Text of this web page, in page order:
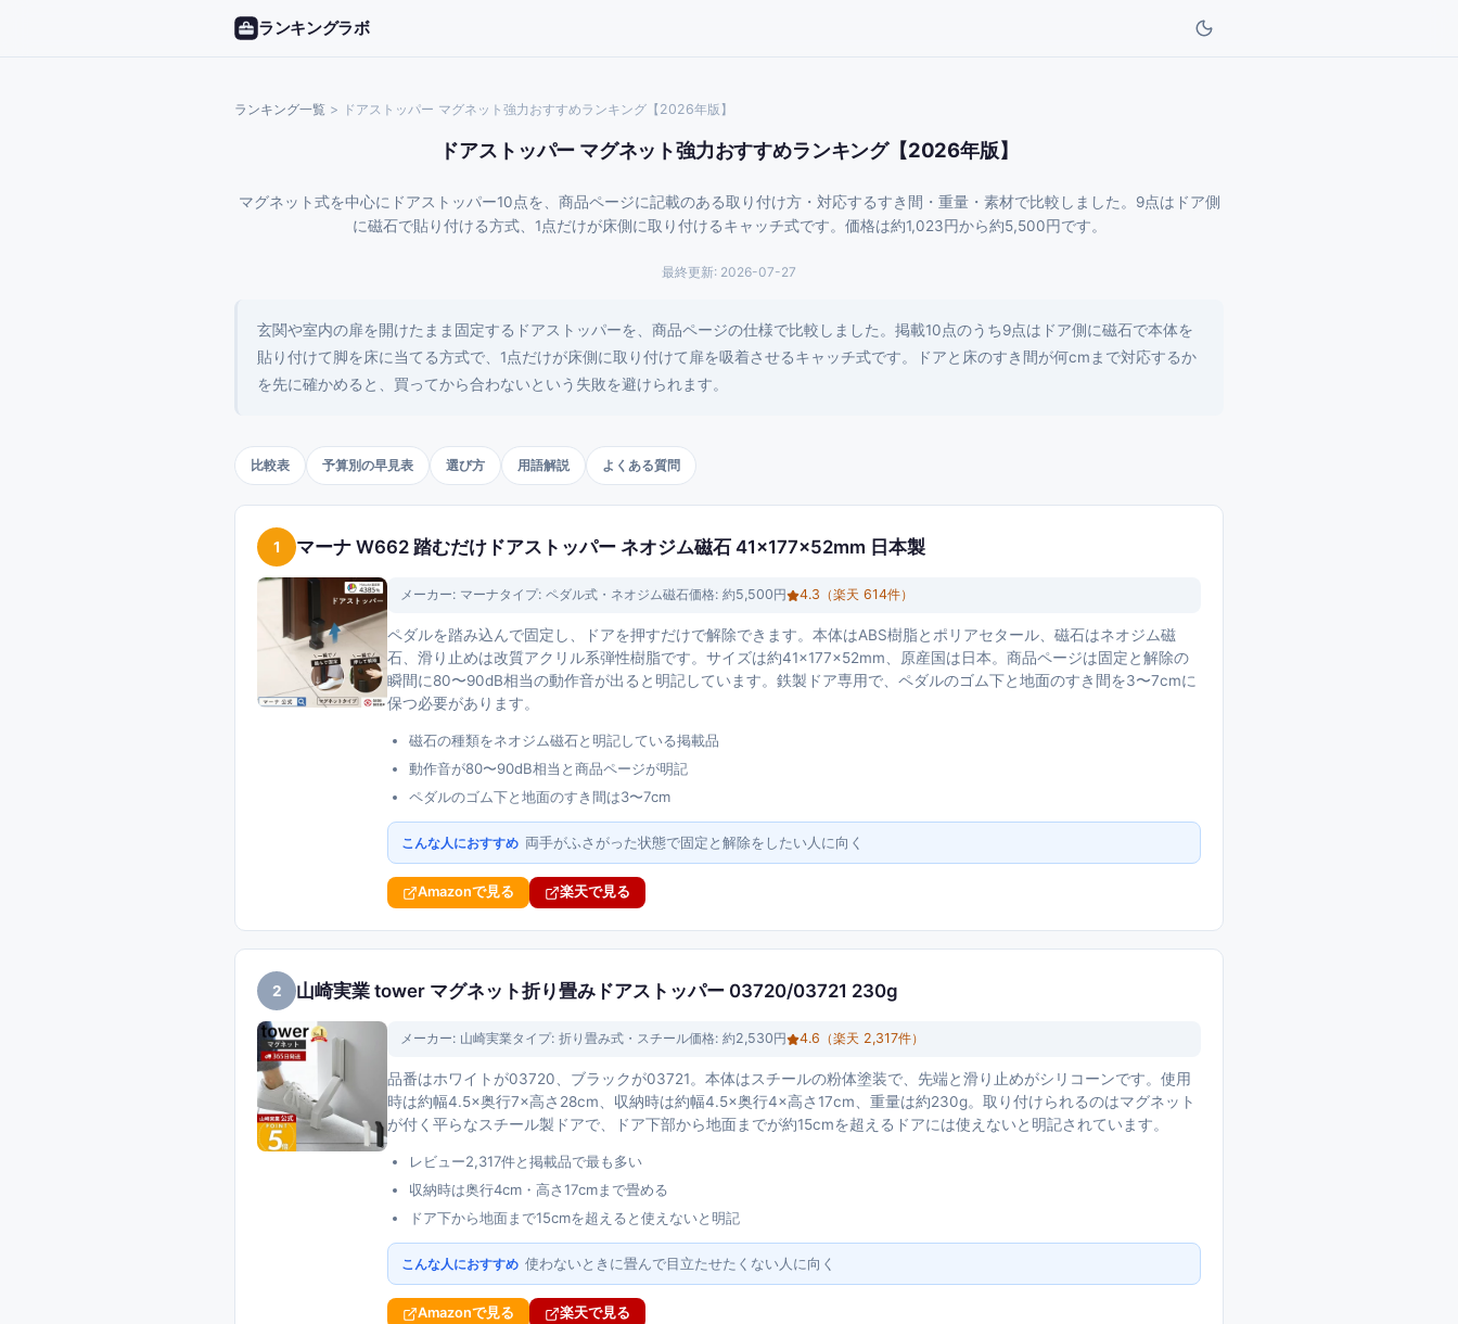
ランキングラボ
ランキング一覧 > ドアストッパー マグネット強力おすすめランキング【2026年版】
ドアストッパー マグネット強力おすすめランキング【2026年版】
マグネット式を中心にドアストッパー10点を、商品ページに記載のある取り付け方・対応するすき間・重量・素材で比較しました。9点はドア側
に磁石で貼り付ける方式、1点だけが床側に取り付けるキャッチ式です。価格は約1,023円から約5,500円です。
最終更新: 2026-07-27
玄関や室内の扉を開けたまま固定するドアストッパーを、商品ページの仕様で比較しました。掲載10点のうち9点はドア側に磁石で本体を
貼り付けて脚を床に当てる方式で、1点だけが床側に取り付けて扉を吸着させるキャッチ式です。ドアと床のすき間が何cmまで対応するか
を先に確かめると、買ってから合わないという失敗を避けられます。
比較表 予算別の早見表 選び方 用語解説 よくある質問
1 マーナ W662 踏むだけドアストッパー ネオジム磁石 41×177×52mm 日本製
メーカー: マーナタイプ: ペダル式・ネオジム磁石価格: 約5,500円 4.3 （楽天 614件）
ペダルを踏み込んで固定し、ドアを押すだけで解除できます。本体はABS樹脂とポリアセタール、磁石はネオジム磁
石、滑り止めは改質アクリル系弾性樹脂です。サイズは約41×177×52mm、原産国は日本。商品ページは固定と解除の
瞬間に80〜90dB相当の動作音が出ると明記しています。鉄製ドア専用で、ペダルのゴム下と地面のすき間を3〜7cmに
保つ必要があります。
磁石の種類をネオジム磁石と明記している掲載品
動作音が80〜90dB相当と商品ページが明記
ペダルのゴム下と地面のすき間は3〜7cm
こんな人におすすめ 両手がふさがった状態で固定と解除をしたい人に向く
Amazonで見る 楽天で見る
2 山崎実業 tower マグネット折り畳みドアストッパー 03720/03721 230g
メーカー: 山崎実業タイプ: 折り畳み式・スチール価格: 約2,530円 4.6 （楽天 2,317件）
品番はホワイトが03720、ブラックが03721。本体はスチールの粉体塗装で、先端と滑り止めがシリコーンです。使用
時は約幅4.5×奥行7×高さ28cm、収納時は約幅4.5×奥行4×高さ17cm、重量は約230g。取り付けられるのはマグネット
が付く平らなスチール製ドアで、ドア下部から地面までが約15cmを超えるドアには使えないと明記されています。
レビュー2,317件と掲載品で最も多い
収納時は奥行4cm・高さ17cmまで畳める
ドア下から地面まで15cmを超えると使えないと明記
こんな人におすすめ 使わないときに畳んで目立たせたくない人に向く
Amazonで見る 楽天で見る